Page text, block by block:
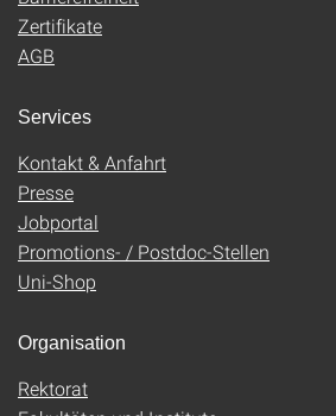
Zertifikate
AGB
Services
Kontakt & Anfahrt
Presse
Jobportal
Promotions- / Postdoc-Stellen
Uni-Shop
Organisation
Rektorat